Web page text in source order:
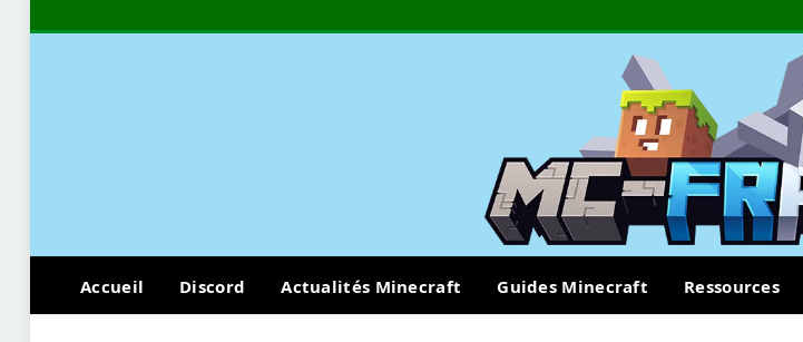
Accueil Discord Actualités Minecraft Guides Minecraft Ressources